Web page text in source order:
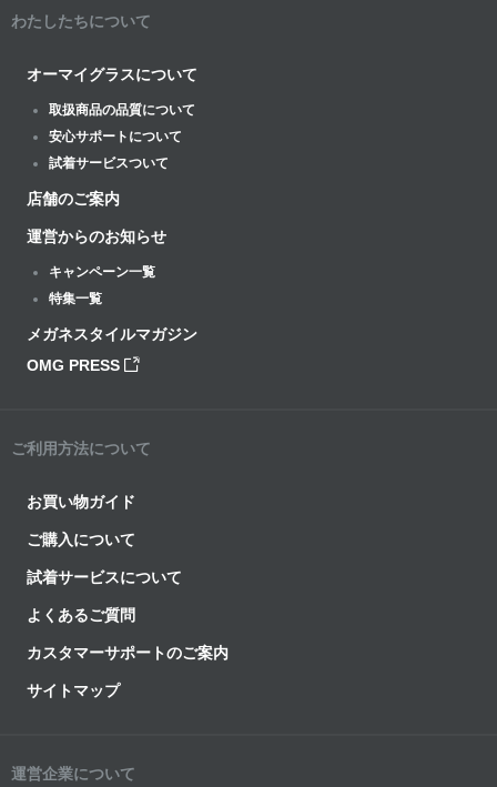
わたしたちについて
オーマイグラスについて
取扱商品の品質について
安心サポートについて
試着サービスついて
店舗のご案内
運営からのお知らせ
キャンペーン一覧
特集一覧
メガネスタイルマガジン
OMG PRESS
ご利用方法について
お買い物ガイド
ご購入について
試着サービスについて
よくあるご質問
カスタマーサポートのご案内
サイトマップ
運営企業について